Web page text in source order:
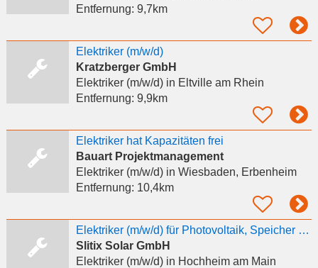
Entfernung: 9,7km
Elektriker (m/w/d)
Kratzberger GmbH
Elektriker (m/w/d)in Eltville am Rhein
Entfernung: 9,9km
Elektriker hat Kapazitäten frei
Bauart Projektmanagement
Elektriker (m/w/d)in Wiesbaden, Erbenheim
Entfernung: 10,4km
Elektriker (m/w/d) für Photovoltaik, Speicher & E-Mobilität gesucht
Slitix Solar GmbH
Elektriker (m/w/d)in Hochheim am Main